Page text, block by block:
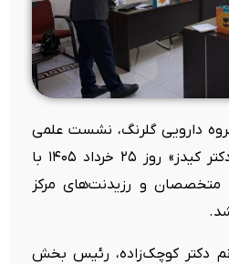
دارویی گلرنگ، نشست علمی
معرفی محصولات برند «دکتر کیدز» روز ۲۵ خرداد ۱۴۰۵ با
متخصصان و رزیدنت‌های مرکز
دکتر کوچک‌زاده، رئیس بخش